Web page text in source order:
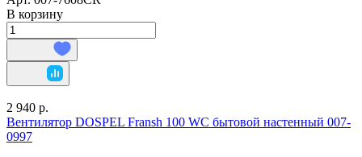
В корзину
2 940 р.
Вентилятор DOSPEL Fransh 100 WC бытовой настенный 007-
0997